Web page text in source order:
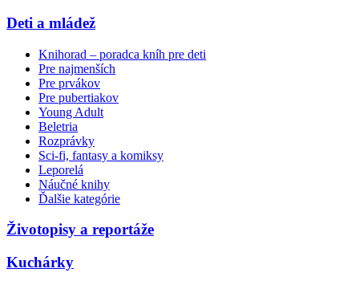
Deti a mládež
Knihorad – poradca kníh pre deti
Pre najmenších
Pre prvákov
Pre pubertiakov
Young Adult
Beletria
Rozprávky
Sci-fi, fantasy a komiksy
Leporelá
Náučné knihy
Ďalšie kategórie
Životopisy a reportáže
Kuchárky